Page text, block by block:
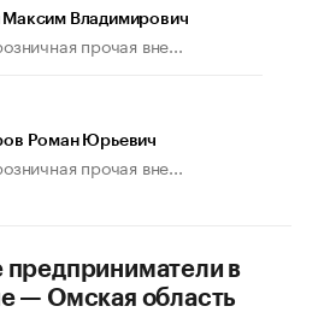
иначе». Как живет глава
Владимирович
прочая вне...
Роман Юрьевич
прочая вне...
предприниматели в
— Омская область